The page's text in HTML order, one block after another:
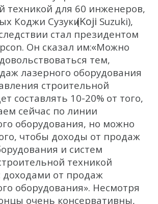
техникой для 60 инженеров,
Коджи Сузуки(Koji Suzuki),
стал президентом
Он сказал им:«Можно
тем,
лазерного оборудования
строительной
составлять 10-20% от того,
сейчас по линии
оборудования, но можно
чтобы доходы от продаж
и систем
техникой
доходами от продаж
оборудования». Несмотря
очень консервативны,